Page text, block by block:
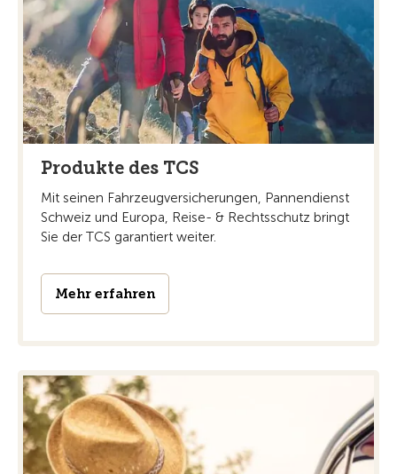
Produkte des TCS
Mit seinen Fahrzeugversicherungen, Pannendienst
Schweiz und Europa, Reise- & Rechtsschutz bringt
Sie der TCS garantiert weiter.
Mehr erfahren